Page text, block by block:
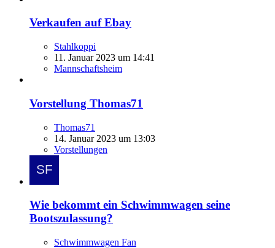
Verkaufen auf Ebay
Stahlkoppi
11. Januar 2023 um 14:41
Mannschaftsheim
Vorstellung Thomas71
Thomas71
14. Januar 2023 um 13:03
Vorstellungen
Wie bekommt ein Schwimmwagen seine
Bootszulassung?
Schwimmwagen Fan